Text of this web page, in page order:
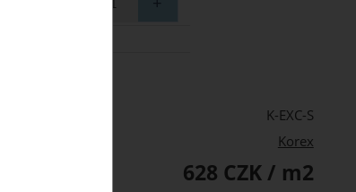
K-EXC-S
Korex
628 CZK / m2